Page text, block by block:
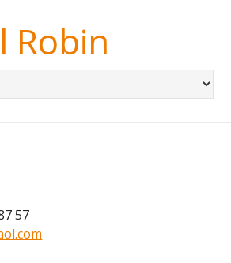
Robin
57